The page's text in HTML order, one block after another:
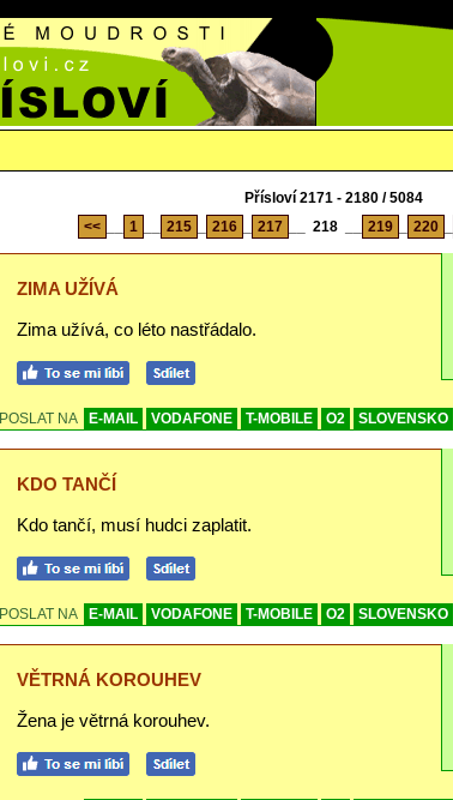
Přísloví 2171 - 2180 / 5084
<<
1 215 216 217 218 219 220
ZIMA UŽÍVÁ
Zima užívá, co léto nastřádalo.
POSLAT NA E-MAIL VODAFONE T-MOBILE O2 SLOVENSKO
KDO TANČÍ
Kdo tančí, musí hudci zaplatit.
POSLAT NA E-MAIL VODAFONE T-MOBILE O2 SLOVENSKO
VĚTRNÁ KOROUHEV
Žena je větrná korouhev.